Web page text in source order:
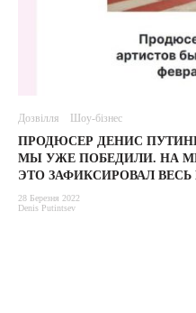
Дозвілля Шоу-бізнес
ПРОДЮСЕР ДЕНИС
МЫ УЖЕ ПОБЕДИЛИ. НА
ЭТО ЗАФИКСИРОВАЛ ВЕСЬ
28 Березня 2022
Denis Putintsev